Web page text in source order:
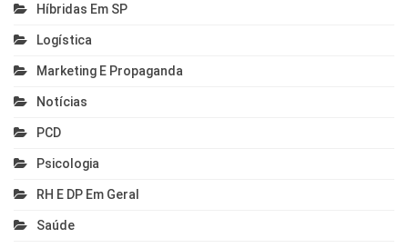
Híbridas Em SP
Logística
Marketing E Propaganda
Notícias
PCD
Psicologia
RH E DP Em Geral
Saúde